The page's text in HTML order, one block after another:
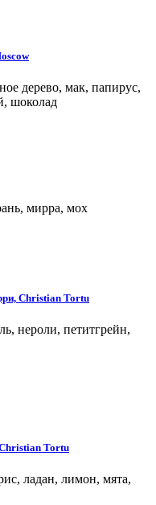
дерево, мак, папирус,
шоколад
мирра, мох
Christian Tortu
нероли, петитгрейн,
Tortu
ладан, лимон, мята,